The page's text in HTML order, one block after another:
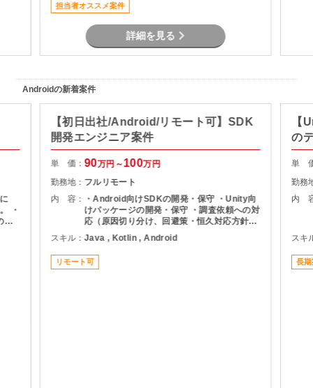
担当者オススメ案件
詳細を見る
Androidの新着案件
・
設
【初日出社/Android/リモート可】SDK
開発エンジニア案件
単 価：90万円～100万円
勤務地： フルリモート
内 容：
・Android向けSDKの開発・保守 ・Unity向
けパッケージの開発・保守 ・調査依頼への対
応（原因切り分け、回避策・恒久対応方針の
説明）
スキル：Java , Kotlin , Android
リモート可
【
の
単
勤務
内
スキ
長期